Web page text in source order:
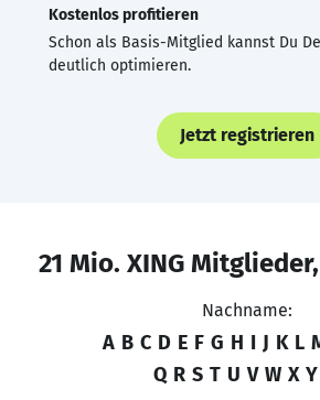
Kostenlos profitieren
Schon als Basis-Mitglied kannst Du
deutlich optimieren.
Jetzt registrieren
21 Mio. XING
Nachname:
A B C D E F G H I J K L
Q R S T U V W X Y